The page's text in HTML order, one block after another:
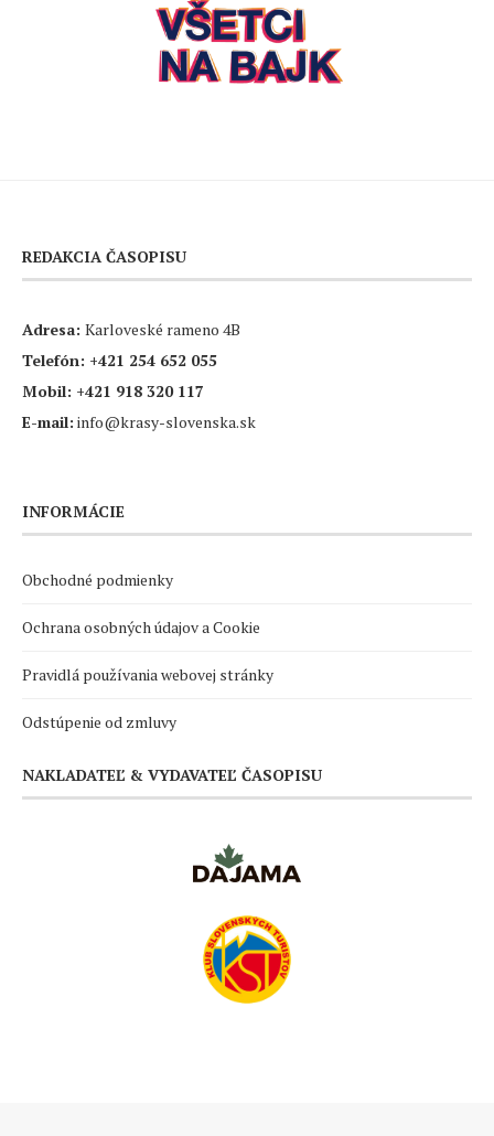
REDAKCIA ČASOPISU
Adresa: Karloveské rameno 4B
Telefón: +421 254 652 055
Mobil: +421 918 320 117
E-mail: info@krasy-slovenska.sk
INFORMÁCIE
Obchodné podmienky
Ochrana osobných údajov a Cookie
Pravidlá používania webovej stránky
Odstúpenie od zmluvy
NAKLADATEĽ & VYDAVATEĽ ČASOPISU